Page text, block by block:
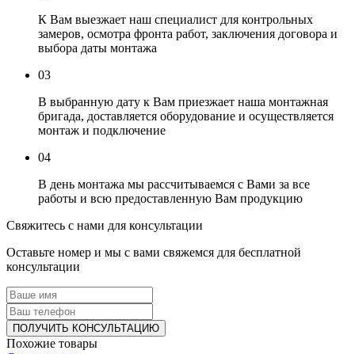
К Вам выезжает наш специалист для контрольных
замеров, осмотра фронта работ, заключения договора и
выбора даты монтажа
03
В выбранную дату к Вам приезжает наша монтажная
бригада, доставляется оборудование и осуществляется
монтаж и подключение
04
В день монтажа мы рассчитываемся с Вами за все
работы и всю предоставленную Вам продукцию
Свяжитесь с нами для консультации
Оставьте номер и мы с вами свяжемся для бесплатной
консультации
Похожие товары